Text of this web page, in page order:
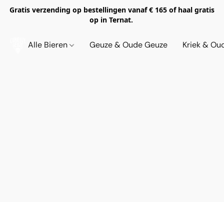
Gratis verzending op bestellingen vanaf € 165 of haal gratis
op in Ternat.
Alle Bieren Geuze & Oude Geuze Kriek &